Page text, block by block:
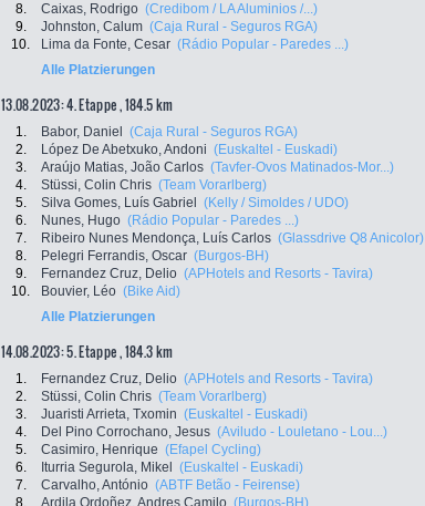
8.
Caixas, Rodrigo (Credibom / LA Aluminios /...)
9.
Johnston, Calum (Caja Rural - Seguros RGA)
10.
Lima da Fonte, Cesar (Rádio Popular - Paredes ...)
Alle Platzierungen
13.08.2023: 4. Etappe , 184.5 km
1. Babor, Daniel (Caja Rural - Seguros RGA)
2.
López De Abetxuko, Andoni (Euskaltel - Euskadi)
3.
Araújo Matias, João Carlos (Tavfer-Ovos Matinados-Mor...)
4.
Stüssi, Colin Chris (Team Vorarlberg)
5.
Silva Gomes, Luís Gabriel (Kelly / Simoldes / UDO)
6.
Nunes, Hugo (Rádio Popular - Paredes ...)
7.
Ribeiro Nunes Mendonça, Luís Carlos (Glassdrive Q8 Anicolor)
8.
Pelegri Ferrandis, Oscar (Burgos-BH)
9.
Fernandez Cruz, Delio (APHotels and Resorts - Tavira)
10.
Bouvier, Léo (Bike Aid)
Alle Platzierungen
14.08.2023: 5. Etappe , 184.3 km
1. Fernandez Cruz, Delio (APHotels and Resorts - Tavira)
2.
Stüssi, Colin Chris (Team Vorarlberg)
3.
Juaristi Arrieta, Txomin (Euskaltel - Euskadi)
4.
Del Pino Corrochano, Jesus (Aviludo - Louletano - Lou...)
5.
Casimiro, Henrique (Efapel Cycling)
6.
Iturria Segurola, Mikel (Euskaltel - Euskadi)
7.
Carvalho, António (ABTF Betão - Feirense)
8.
Ardila Ordoñez, Andres Camilo (Burgos-BH)